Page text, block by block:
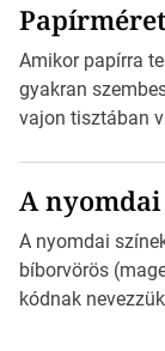
Illustratorban
esetben
nyomdai
derüljön ki, hogy
Amikor papírra
gyakran
vajon tisztában
*Hirdetés Ebben
világába
milyen
jövőben.
A
A nyomdai
bíborvörös
kódnak